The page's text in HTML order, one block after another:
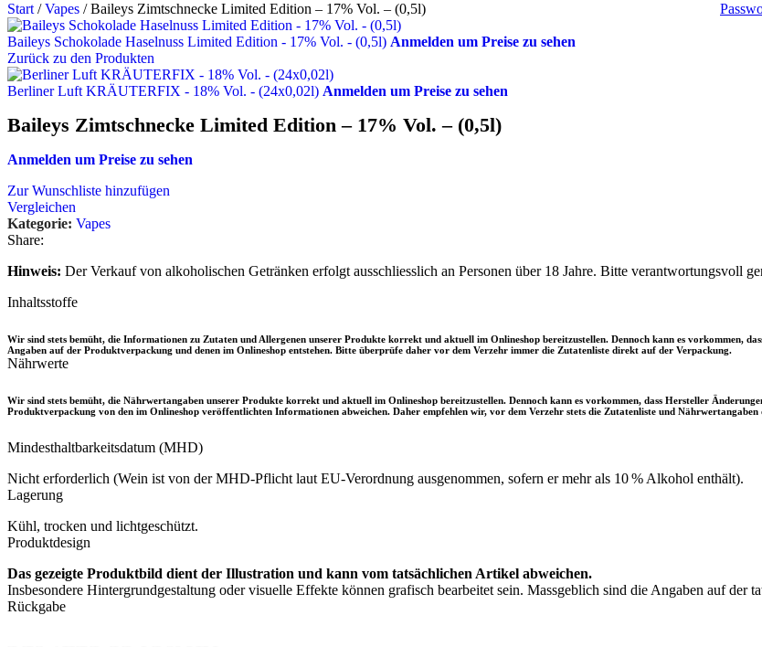
Start / Vapes / Baileys Zimtschnecke Limited Edition – 17% Vol. – (0,5l)
Baileys Schokolade Haselnuss Limited Edition - 17% Vol. - (0,5l) Anmelden um Preise zu sehen
Zurück zu den Produkten
Berliner Luft KRÄUTERFIX - 18% Vol. - (24x0,02l) Anmelden um Preise zu sehen
Baileys Zimtschnecke Limited Edition – 17% Vol. – (0,5l)
Anmelden um Preise zu sehen
Zur Wunschliste hinzufügen
Vergleichen
Kategorie: Vapes
Share:
Hinweis: Der Verkauf von alkoholischen Getränken erfolgt ausschliesslich an Personen über 18 Jahre. Bitte verantwortungsvoll
Inhaltsstoffe
Wir sind stets bemüht, die Informationen zu Zutaten und Allergenen unserer Produkte korrekt und aktuell im Onlineshop bereitzustellen. Dennoch kann es vorkommen,
Angaben auf der Produktverpackung und denen im Onlineshop entstehen. Bitte überprüfe daher vor dem Verzehr immer die Zutatenliste direkt auf der Verpackung.
Nährwerte
Wir sind stets bemüht, die Nährwertangaben unserer Produkte korrekt und aktuell im Onlineshop bereitzustellen. Dennoch kann es vorkommen, dass Hersteller
Produktverpackung von den im Onlineshop veröffentlichten Informationen abweichen. Daher empfehlen wir, vor dem Verzehr stets die Zutatenliste und
Mindesthaltbarkeitsdatum (MHD)
Nicht erforderlich (Wein ist von der MHD-Pflicht laut EU-Verordnung ausgenommen, sofern er mehr als 10 % Alkohol enthält).
Lagerung
Kühl, trocken und lichtgeschützt.
Produktdesign
Das gezeigte Produktbild dient der Illustration und kann vom tatsächlichen Artikel abweichen.
Insbesondere Hintergrundgestaltung oder visuelle Effekte können grafisch bearbeitet sein. Massgeblich sind die Angaben auf der
Rückgabe